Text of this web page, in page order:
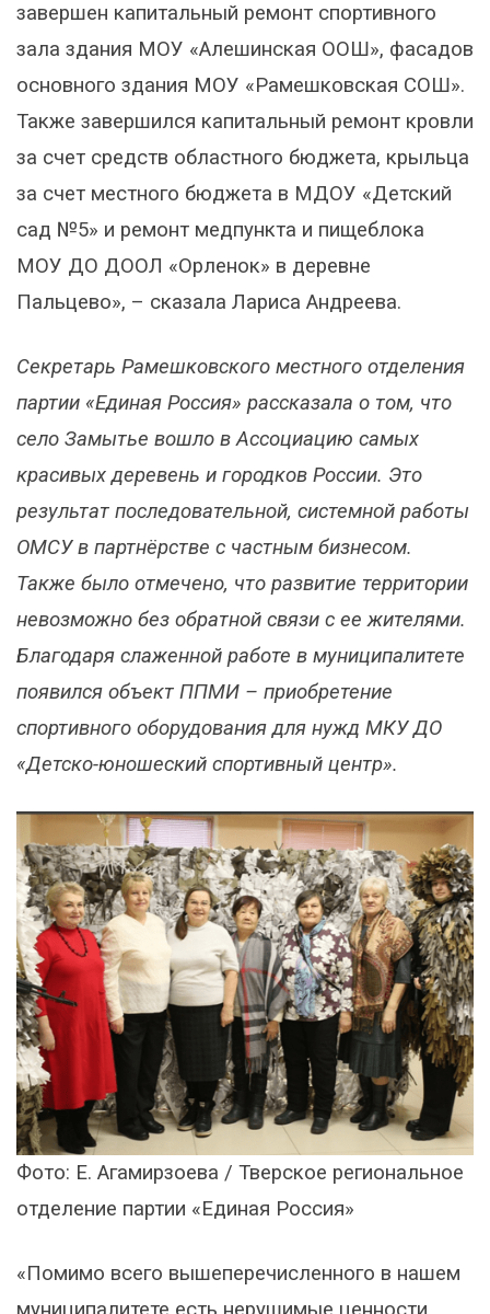
завершен капитальный ремонт спортивного
зала здания МОУ «Алешинская ООШ», фасадов
основного здания МОУ «Рамешковская СОШ».
Также завершился капитальный ремонт кровли
за счет средств областного бюджета, крыльца
за счет местного бюджета в МДОУ «Детский
сад №5» и ремонт медпункта и пищеблока
МОУ ДО ДООЛ «Орленок» в деревне
Пальцево», – сказала Лариса Андреева.
Секретарь Рамешковского местного отделения
партии «Единая Россия» рассказала о том, что
село Замытье вошло в Ассоциацию самых
красивых деревень и городков России. Это
результат последовательной, системной работы
ОМСУ в партнёрстве с частным бизнесом.
Также было отмечено, что развитие территории
невозможно без обратной связи с ее жителями.
Благодаря слаженной работе в муниципалитете
появился объект ППМИ – приобретение
спортивного оборудования для нужд МКУ ДО
«Детско-юношеский спортивный центр».
Фото: Е. Агамирзоева / Тверское региональное
отделение партии «Единая Россия»
«Помимо всего вышеперечисленного в нашем